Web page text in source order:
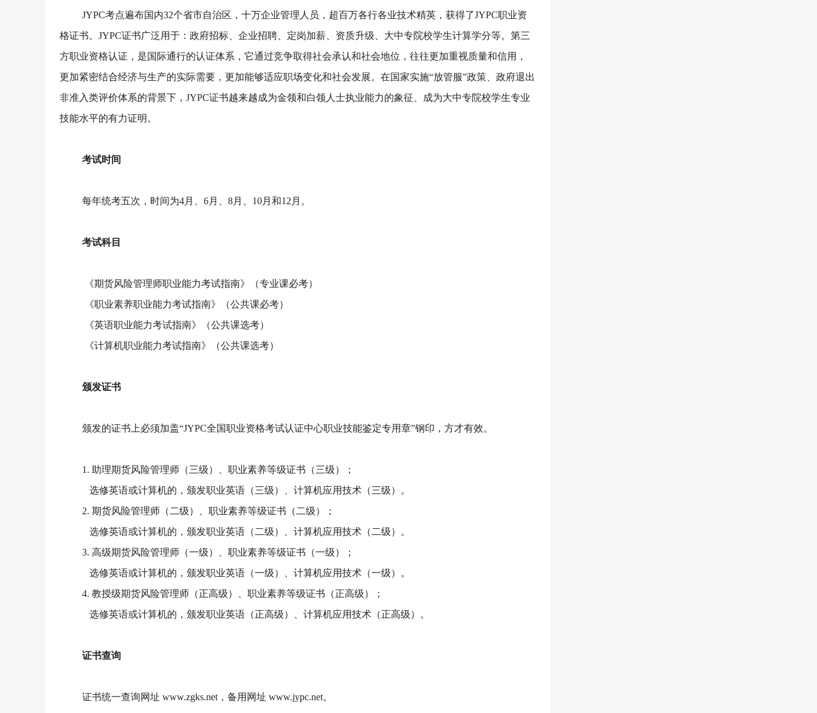
JYPC考点遍布国内32个省市自治区，十万企业管理人员，超百万各行各业技术精英，获得了JYPC职业资
格证书。JYPC证书广泛用于：政府招标、企业招聘、定岗加薪、资质升级、大中专院校学生计算学分等。第三
方职业资格认证，是国际通行的认证体系，它通过竞争取得社会承认和社会地位，往往更加重视质量和信用，
更加紧密结合经济与生产的实际需要，更加能够适应职场变化和社会发展。在国家实施“放管服”政策、政府退出
非准入类评价体系的背景下，JYPC证书越来越成为金领和白领人士执业能力的象征、成为大中专院校学生专业
技能水平的有力证明。
考试时间
每年统考五次，时间为4月、6月、8月、10月和12月。
考试科目
《期货风险管理师职业能力考试指南》（专业课必考）
《职业素养职业能力考试指南》（公共课必考）
《英语职业能力考试指南》（公共课选考）
《计算机职业能力考试指南》（公共课选考）
颁发证书
颁发的证书上必须加盖“JYPC全国职业资格考试认证中心职业技能鉴定专用章”钢印，方才有效。
1. 助理期货风险管理师（三级）、职业素养等级证书（三级）；
选修英语或计算机的，颁发职业英语（三级）、计算机应用技术（三级）。
2. 期货风险管理师（二级）、职业素养等级证书（二级）；
选修英语或计算机的，颁发职业英语（二级）、计算机应用技术（二级）。
3. 高级期货风险管理师（一级）、职业素养等级证书（一级）；
选修英语或计算机的，颁发职业英语（一级）、计算机应用技术（一级）。
4. 教授级期货风险管理师（正高级）、职业素养等级证书（正高级）；
选修英语或计算机的，颁发职业英语（正高级）、计算机应用技术（正高级）。
证书查询
证书统一查询网址 www.zgks.net，备用网址 www.jypc.net。